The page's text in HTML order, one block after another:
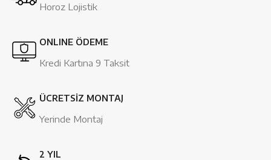
Horoz Lojistik
ONLINE ÖDEME
Kredi Kartına 9 Taksit
ÜCRETSİZ MONTAJ
Yerinde Montaj
2 YIL